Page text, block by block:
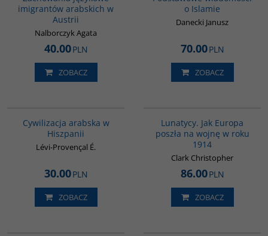
imigrantów arabskich w
Austrii
Nalborczyk Agata
40.00PLN
ZOBACZ
o Islamie
Danecki Janusz
70.00PLN
ZOBACZ
Cywilizacja arabska w
Hiszpanii
Lévi-Provençal É.
30.00PLN
ZOBACZ
Lunatycy. Jak Europa
poszła na wojnę w roku
1914
Clark Christopher
86.00PLN
ZOBACZ